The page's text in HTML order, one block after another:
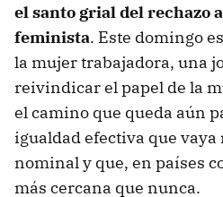
el santo grial del rechazo
feminista. Este domingo
la mujer trabajadora, una
reivindicar el papel de la
el camino que queda aún
igualdad efectiva que vaya
nominal y que, en países
más cercana que nunca.